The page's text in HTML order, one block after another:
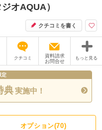
オAQUA）
クチコミを書く
クチコミ
資料請求
お問合せ
もっと見る
ムービー
ブログ
定
典実施中！
オプション(70)